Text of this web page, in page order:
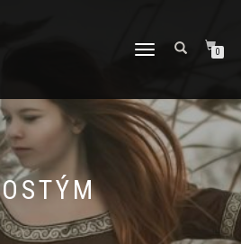
PŘEPNOUT
0